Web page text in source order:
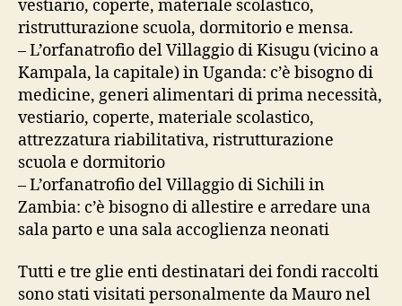
vestiario, coperte, materiale scolastico,
ristrutturazione scuola, dormitorio e mensa.
– L’orfanatrofio del Villaggio di Kisugu (vicino a
Kampala, la capitale) in Uganda: c’è bisogno di
medicine, generi alimentari di prima necessità,
vestiario, coperte, materiale scolastico,
attrezzatura riabilitativa, ristrutturazione
scuola e dormitorio
– L’orfanatrofio del Villaggio di Sichili in
Zambia: c’è bisogno di allestire e arredare una
sala parto e una sala accoglienza neonati
Tutti e tre glie enti destinatari dei fondi raccolti
sono stati visitati personalmente da Mauro nel